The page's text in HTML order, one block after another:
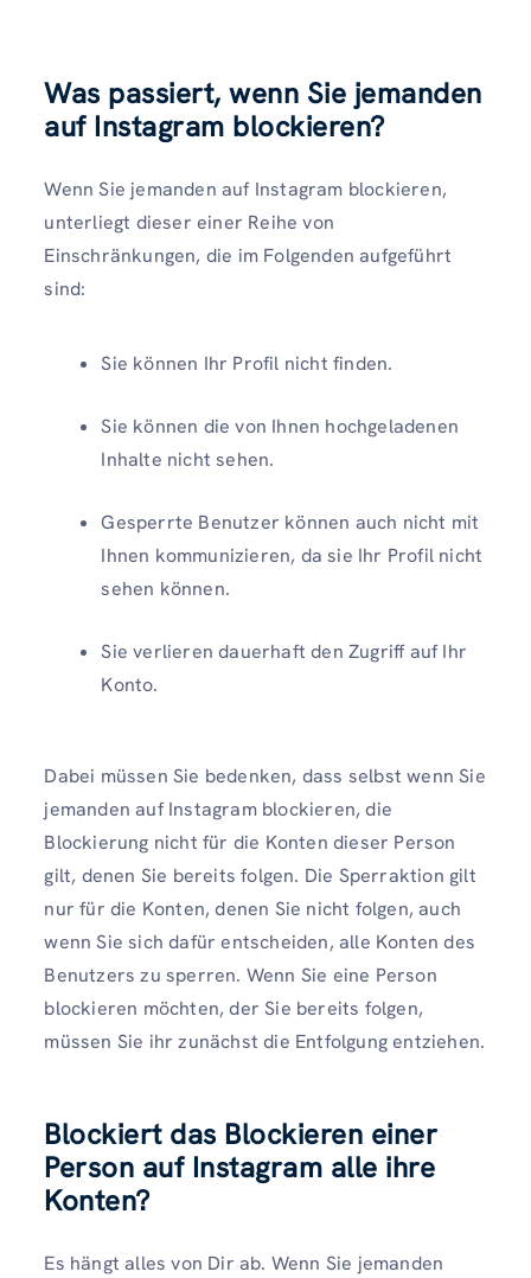
Was passiert, wenn Sie jemanden
auf Instagram blockieren?
Wenn Sie jemanden auf Instagram blockieren,
unterliegt dieser einer Reihe von
Einschränkungen, die im Folgenden aufgeführt
sind:
Sie können Ihr Profil nicht finden.
Sie können die von Ihnen hochgeladenen
Inhalte nicht sehen.
Gesperrte Benutzer können auch nicht mit
Ihnen kommunizieren, da sie Ihr Profil nicht
sehen können.
Sie verlieren dauerhaft den Zugriff auf Ihr
Konto.
Dabei müssen Sie bedenken, dass selbst wenn Sie
jemanden auf Instagram blockieren, die
Blockierung nicht für die Konten dieser Person
gilt, denen Sie bereits folgen. Die Sperraktion gilt
nur für die Konten, denen Sie nicht folgen, auch
wenn Sie sich dafür entscheiden, alle Konten des
Benutzers zu sperren. Wenn Sie eine Person
blockieren möchten, der Sie bereits folgen,
müssen Sie ihr zunächst die Entfolgung entziehen.
Blockiert das Blockieren einer
Person auf Instagram alle ihre
Konten?
Es hängt alles von Dir ab. Wenn Sie jemanden